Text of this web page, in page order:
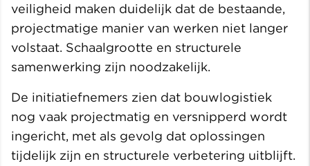
veiligheid maken duidelijk dat de bestaande,
projectmatige manier van werken niet langer
volstaat. Schaalgrootte en structurele
samenwerking zijn noodzakelijk.
De initiatiefnemers zien dat bouwlogistiek
nog vaak projectmatig en versnipperd wordt
ingericht, met als gevolg dat oplossingen
tijdelijk zijn en structurele verbetering uitblijft.